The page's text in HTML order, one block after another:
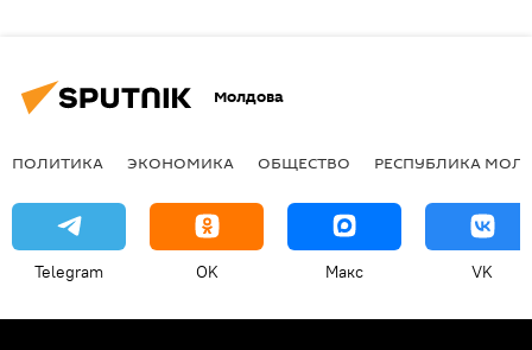
Молдова
ПОЛИТИКА ЭКОНОМИКА ОБЩЕСТВО РЕСПУБЛИКА
Telegram OK Макс VK